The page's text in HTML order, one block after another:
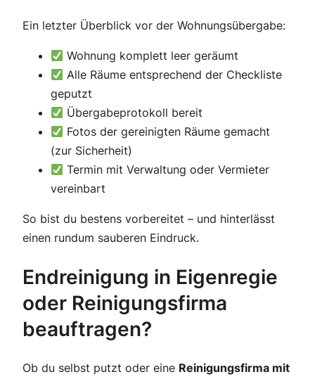
Ein letzter Überblick vor der Wohnungsübergabe:
Wohnung komplett leer geräumt
Alle Räume entsprechend der Checkliste
geputzt
Übergabeprotokoll bereit
Fotos der gereinigten Räume gemacht
(zur Sicherheit)
Termin mit Verwaltung oder Vermieter
vereinbart
So bist du bestens vorbereitet – und hinterlässt
einen rundum sauberen Eindruck.
Endreinigung in Eigenregie
oder Reinigungsfirma
beauftragen?
Ob du selbst putzt oder eine Reinigungsfirma mit